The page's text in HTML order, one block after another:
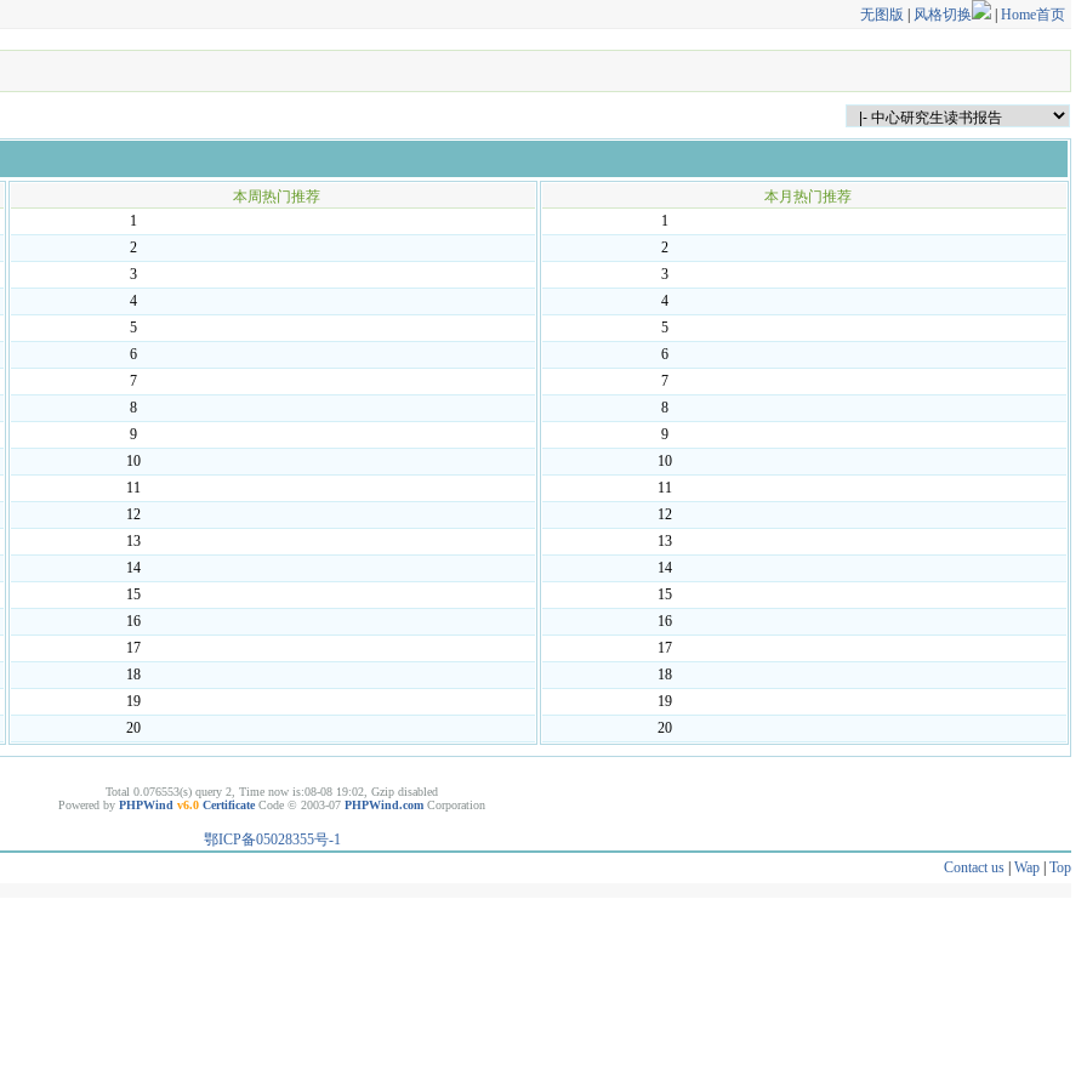
无图版 风格切换 | Home首页
本周热门推荐
1
2
3
4
5
6
7
8
9
10
11
12
13
14
15
16
17
18
19
20
本月热门推荐
1
2
3
4
5
6
7
8
9
10
11
12
13
14
15
16
17
18
19
20
Total 0.076553(s) query 2, Time now is:08-08 19:02, Gzip disabled
Powered by PHPWind v6.0 Certificate Code © 2003-07 PHPWind.com Corporation
鄂ICP备05028355号-1
Contact us| Wap| Top